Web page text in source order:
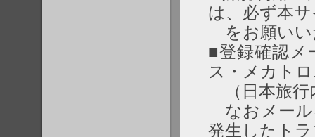
は、必ず本
をお願いい
■登録確認メ
ス・メカト
（日本旅行
なおメール
発生したト